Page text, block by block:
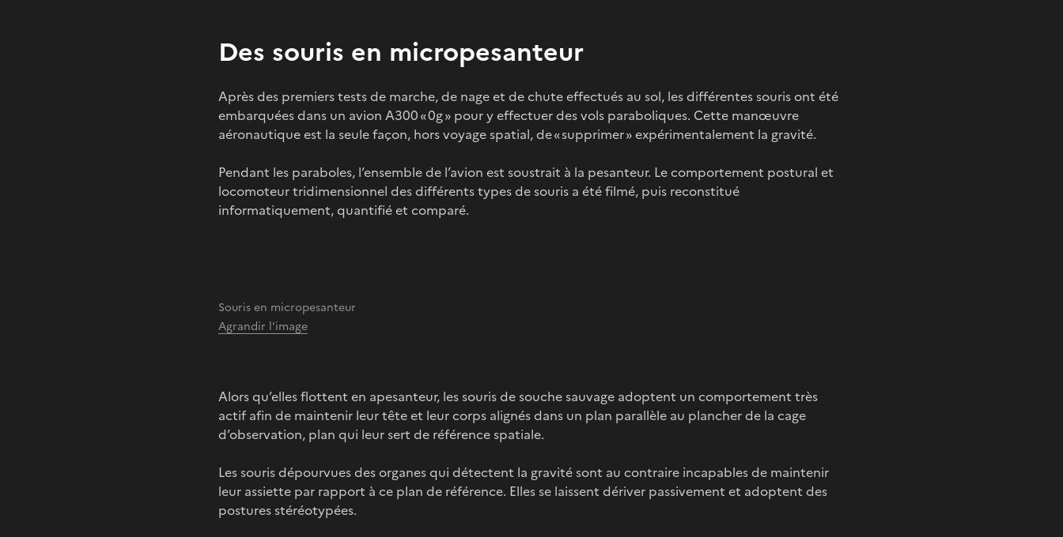
Des souris en micropesanteur
Après des premiers tests de marche, de nage et de chute effectués au sol, les différentes souris ont été
embarquées dans un avion A300 « 0g » pour y effectuer des vols paraboliques. Cette manœuvre
aéronautique est la seule façon, hors voyage spatial, de « supprimer » expérimentalement la gravité.
Pendant les paraboles, l’ensemble de l’avion est soustrait à la pesanteur. Le comportement postural et
locomoteur tridimensionnel des différents types de souris a été filmé, puis reconstitué
informatiquement, quantifié et comparé.
Souris en micropesanteur
Agrandir l'image
Alors qu’elles flottent en apesanteur, les souris de souche sauvage adoptent un comportement très
actif afin de maintenir leur tête et leur corps alignés dans un plan parallèle au plancher de la cage
d’observation, plan qui leur sert de référence spatiale.
Les souris dépourvues des organes qui détectent la gravité sont au contraire incapables de maintenir
leur assiette par rapport à ce plan de référence. Elles se laissent dériver passivement et adoptent des
postures stéréotypées.